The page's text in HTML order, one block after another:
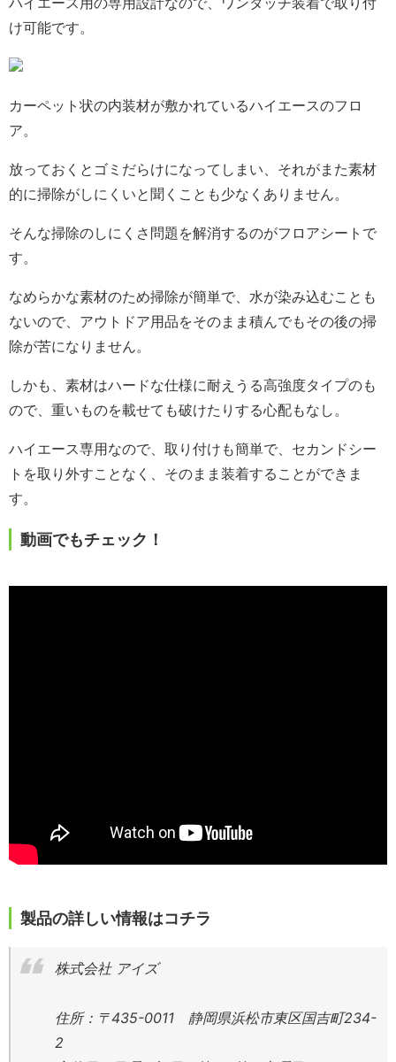
け可能です。
カーペット状の内装材が敷かれているハイエースのフロ
ア。
放っておくとゴミだらけになってしまい、それがまた素材
的に掃除がしにくいと聞くことも少なくありません。
そんな掃除のしにくさ問題を解消するのがフロアシートで
す。
なめらかな素材のため掃除が簡単で、水が染み込むことも
ないので、アウトドア用品をそのまま積んでもその後の掃
除が苦になりません。
しかも、素材はハードな仕様に耐えうる高強度タイプのも
ので、重いものを載せても破けたりする心配もなし。
ハイエース専用なので、取り付けも簡単で、セカンドシー
トを取り外すことなく、そのまま装着することができま
す。
動画でもチェック！
製品の詳しい情報はコチラ
株式会社 アイズ
住所：〒435-0011 静岡県浜松市東区国吉町234-
2